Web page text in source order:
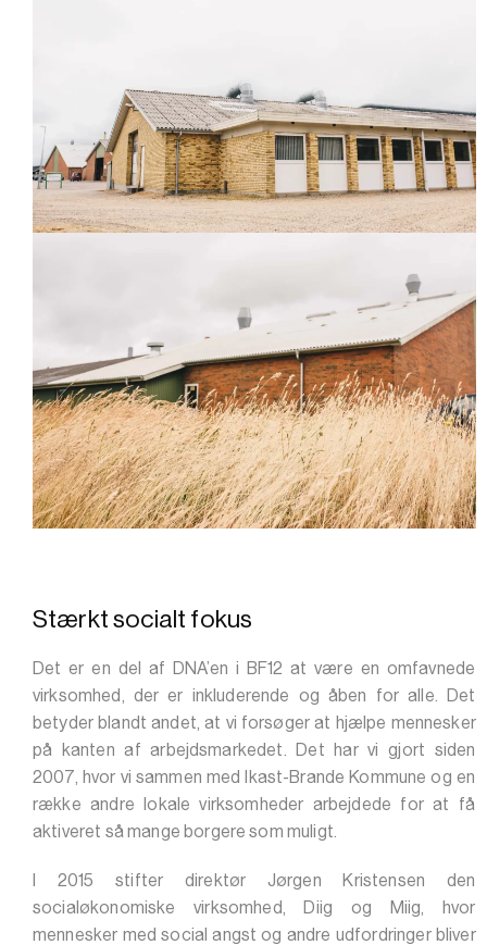
Stærkt socialt fokus
Det er en del af DNA’en i BF12 at være en omfavnede
virksomhed, der er inkluderende og åben for alle. Det
betyder blandt andet, at vi forsøger at hjælpe mennesker
på kanten af arbejdsmarkedet. Det har vi gjort siden
2007, hvor vi sammen med Ikast-Brande Kommune og en
række andre lokale virksomheder arbejdede for at få
aktiveret så mange borgere som muligt.
I 2015 stifter direktør Jørgen Kristensen den
socialøkonomiske virksomhed, Diig og Miig, hvor
mennesker med social angst og andre udfordringer bliver